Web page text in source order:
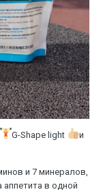
G-Shape light
и
и 7 минералов,
аппетита в одной